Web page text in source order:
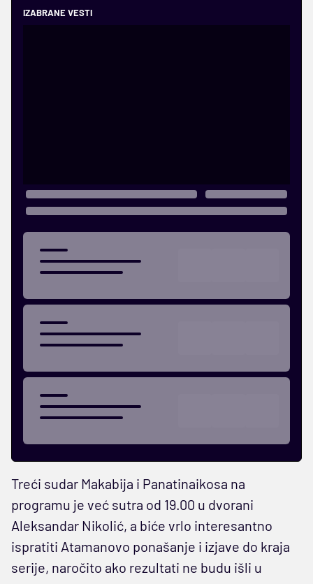
IZABRANE VESTI
Treći sudar Makabija i Panatinaikosa na
programu je već sutra od 19.00 u dvorani
Aleksandar Nikolić, a biće vrlo interesantno
ispratiti Atamanovo ponašanje i izjave do kraja
serije, naročito ako rezultati ne budu išli u